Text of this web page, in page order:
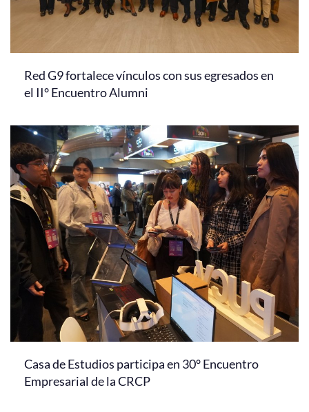
Red G9 fortalece vínculos con sus egresados en
el II° Encuentro Alumni
Casa de Estudios participa en 30° Encuentro
Empresarial de la CRCP